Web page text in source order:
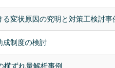
変状原因の究明と対策工検討事
成制度の検討
横ずれ量解析事例